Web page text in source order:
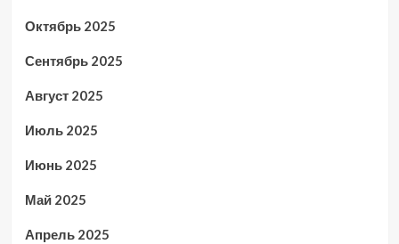
Октябрь 2025
Сентябрь 2025
Август 2025
Июль 2025
Июнь 2025
Май 2025
Апрель 2025